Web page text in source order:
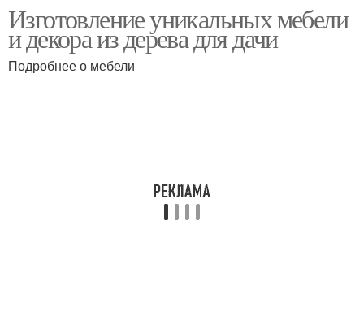
Изготовление уникальных мебели
и декора из дерева для дачи
Подробнее о мебели